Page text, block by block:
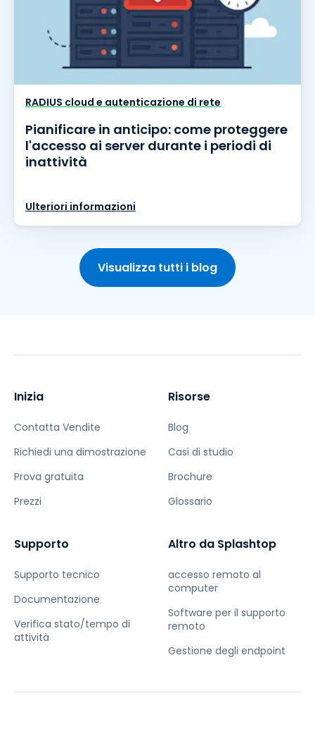
RADIUS cloud e autenticazione di rete
Pianificare in anticipo: come proteggere
l'accesso ai server durante i periodi di
inattività
Ulteriori informazioni
Visualizza tutti i blog
Inizia
Contatta Vendite
Richiedi una dimostrazione
Prova gratuita
Prezzi
Risorse
Blog
Casi di studio
Brochure
Glossario
Supporto
Supporto tecnico
Documentazione
Verifica stato/tempo di
attività
Altro da Splashtop
accesso remoto al
computer
Software per il supporto
remoto
Gestione degli endpoint